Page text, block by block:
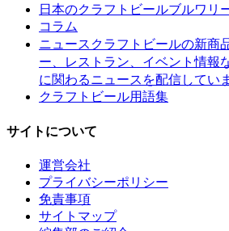
日本のクラフトビールブルワリ
コラム
ニュース クラフトビールの新商
ー、レストラン、イベント情報
に関わるニュースを配信してい
クラフトビール用語集
サイトについて
運営会社
プライバシーポリシー
免責事項
サイトマップ